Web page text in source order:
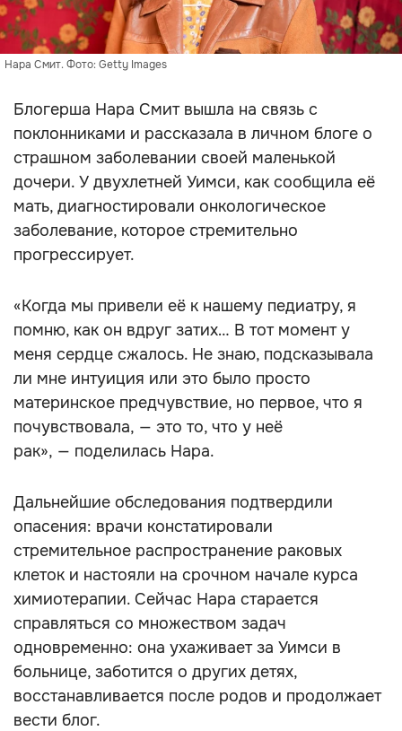
Нара Смит. Фото: Getty Images
Блогерша Нара Смит вышла на связь с
поклонниками и рассказала в личном блоге о
страшном заболевании своей маленькой
дочери. У двухлетней Уимси, как сообщила её
мать, диагностировали онкологическое
заболевание, которое стремительно
прогрессирует.
«Когда мы привели её к нашему педиатру, я
помню, как он вдруг затих… В тот момент у
меня сердце сжалось. Не знаю, подсказывала
ли мне интуиция или это было просто
материнское предчувствие, но первое, что я
почувствовала, — это то, что у неё
рак», — поделилась Нара.
Дальнейшие обследования подтвердили
опасения: врачи констатировали
стремительное распространение раковых
клеток и настояли на срочном начале курса
химиотерапии. Сейчас Нара старается
справляться со множеством задач
одновременно: она ухаживает за Уимси в
больнице, заботится о других детях,
восстанавливается после родов и продолжает
вести блог.